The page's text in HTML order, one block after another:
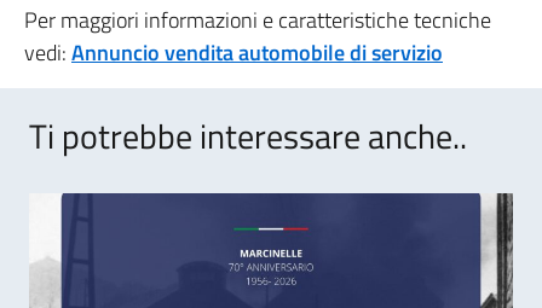
Per maggiori informazioni e caratteristiche tecniche
vedi:Annuncio vendita automobile di servizio
Ti potrebbe interessare anche..